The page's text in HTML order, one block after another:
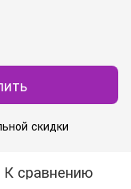
скидки
К сравнению